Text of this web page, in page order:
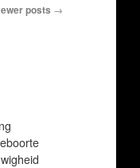
posts →